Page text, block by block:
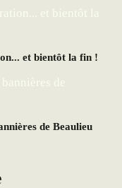
et bientôt la fin !
de Beaulieu